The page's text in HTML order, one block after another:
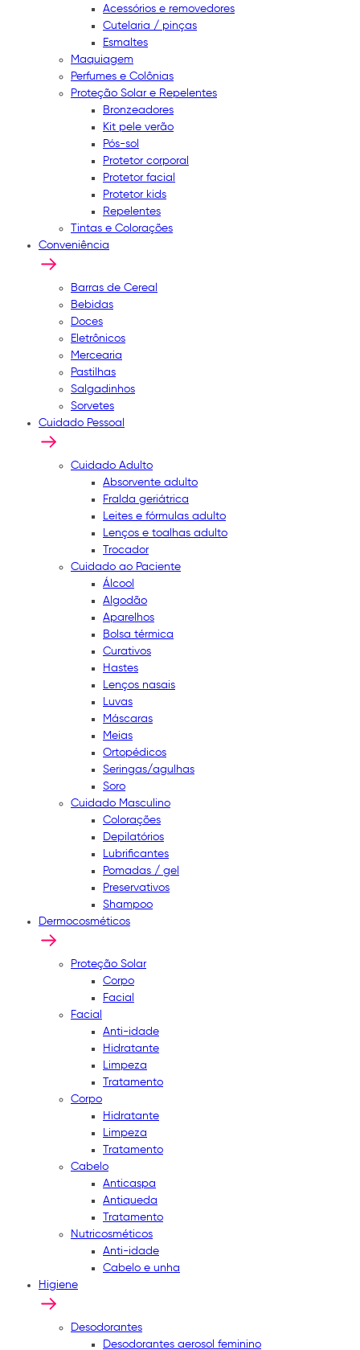
Acessórios e removedores
Cutelaria / pinças
Esmaltes
Maquiagem
Perfumes e Colônias
Proteção Solar e Repelentes
Bronzeadores
Kit pele verão
Pós-sol
Protetor corporal
Protetor facial
Protetor kids
Repelentes
Tintas e Colorações
Conveniência
Barras de Cereal
Bebidas
Doces
Eletrônicos
Mercearia
Pastilhas
Salgadinhos
Sorvetes
Cuidado Pessoal
Cuidado Adulto
Absorvente adulto
Fralda geriátrica
Leites e fórmulas adulto
Lenços e toalhas adulto
Trocador
Cuidado ao Paciente
Álcool
Algodão
Aparelhos
Bolsa térmica
Curativos
Hastes
Lenços nasais
Luvas
Máscaras
Meias
Ortopédicos
Seringas/agulhas
Soro
Cuidado Masculino
Colorações
Depilatórios
Lubrificantes
Pomadas / gel
Preservativos
Shampoo
Dermocosméticos
Proteção Solar
Corpo
Facial
Facial
Anti-idade
Hidratante
Limpeza
Tratamento
Corpo
Hidratante
Limpeza
Tratamento
Cabelo
Anticaspa
Antiqueda
Tratamento
Nutricosméticos
Anti-idade
Cabelo e unha
Higiene
Desodorantes
Desodorantes aerosol feminino